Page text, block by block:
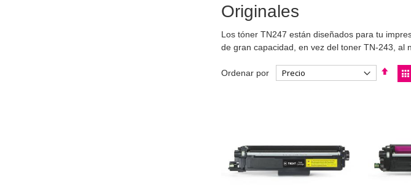
Originales
Los tóner TN247 están diseñados para tu
de gran capacidad, en vez del toner TN-243, al
Ordenar por
Fijar